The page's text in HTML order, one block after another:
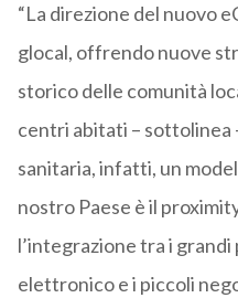
“La direzione del nuovo
glocal, offrendo nuove
storico delle comunità
centri abitati – sottolinea
sanitaria, infatti, un
nostro Paese è il
l’integrazione tra i
elettronico e i piccoli